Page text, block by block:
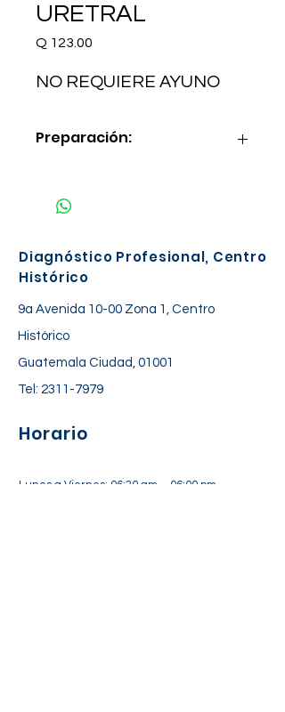
URETRAL
Q 123.00
NO REQUIERE AYUNO
Preparación:
Diagnóstico Profesional, Centro
Histórico
9a Avenida 10-00 Zona 1, Centro
Histórico
Guatemala Ciudad, 01001
Tel: 2311-7979
Horario
Lunes a Viernes: 06:30 am – 06:00 pm